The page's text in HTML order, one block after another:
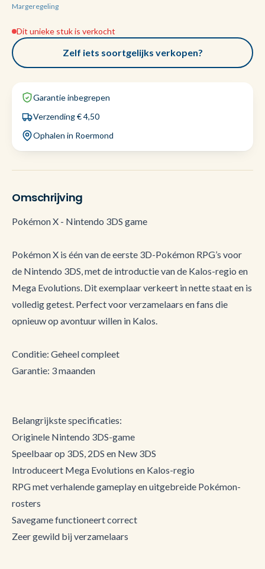
Margeregeling
Dit unieke stuk is verkocht
Zelf iets soortgelijks verkopen?
Garantie inbegrepen
Verzending € 4,50
Ophalen in Roermond
Omschrijving
Pokémon X - Nintendo 3DS game
Pokémon X is één van de eerste 3D-Pokémon RPG’s voor
de Nintendo 3DS, met de introductie van de Kalos-regio en
Mega Evolutions. Dit exemplaar verkeert in nette staat en is
volledig getest. Perfect voor verzamelaars en fans die
opnieuw op avontuur willen in Kalos.
Conditie: Geheel compleet
Garantie: 3 maanden
Belangrijkste specificaties:
Originele Nintendo 3DS-game
Speelbaar op 3DS, 2DS en New 3DS
Introduceert Mega Evolutions en Kalos-regio
RPG met verhalende gameplay en uitgebreide Pokémon-
rosters
Savegame functioneert correct
Zeer gewild bij verzamelaars